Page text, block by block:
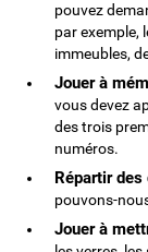
pouvez
par exemple,
immeubles,
Jouer à
vous devez
des trois
numéros.
Répartir
pouvons-
Jouer à